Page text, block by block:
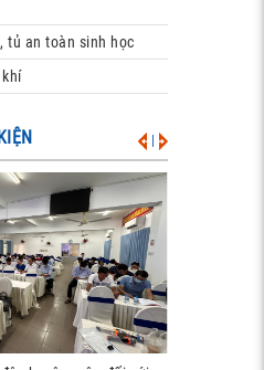
tủ an toàn sinh học